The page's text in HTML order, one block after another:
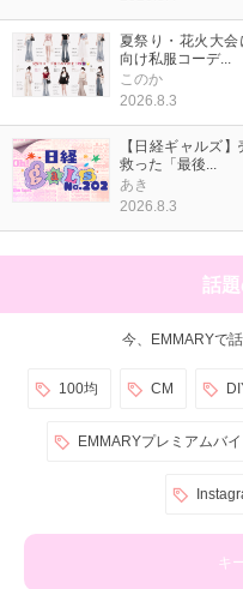
夏祭り・花火大
向け私服コーデ...
このか
2026.8.3
【日経ギャルズ
救った「最後...
あき
2026.8.3
話
今、EMMARYで
100均 CM
EMMARYプレミアムバイ
キ